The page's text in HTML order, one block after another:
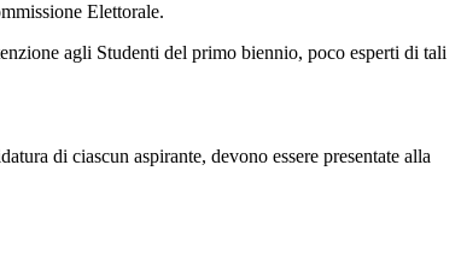
Elettorale.
agli Studenti del primo biennio, poco esperti di tali
di ciascun aspirante, devono essere presentate alla